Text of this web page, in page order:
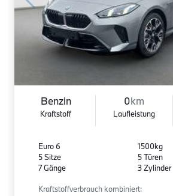
Benzin
Kraftstoff
0km
Laufleistung
Euro 6
5 Sitze
7 Gänge
1500kg
5 Türen
3 Zylinder
Kraftstoffverbrauch kombiniert: